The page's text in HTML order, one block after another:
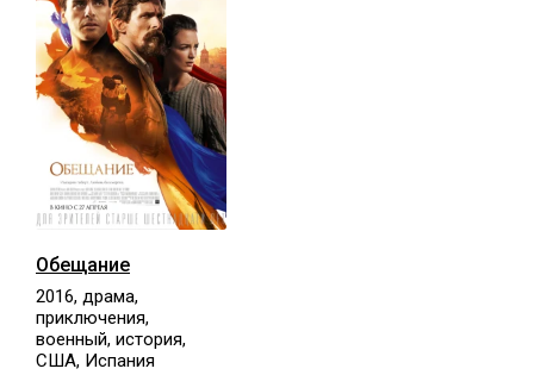
Обещание
2016, драма,
приключения,
военный, история,
США, Испания